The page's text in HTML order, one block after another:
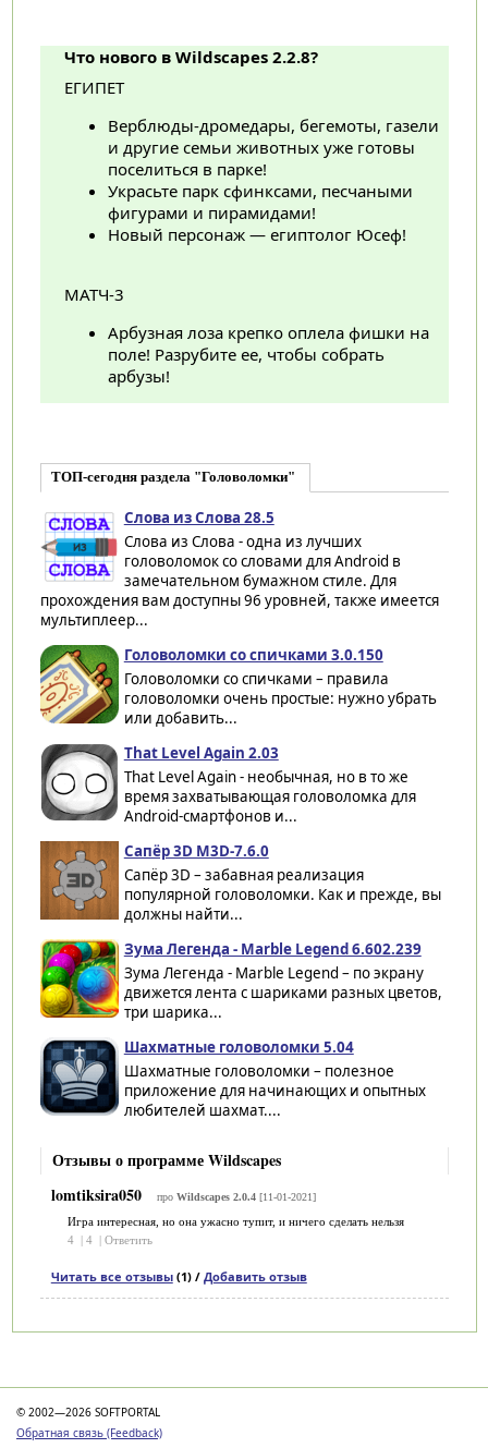
Что нового в Wildscapes 2.2.8?
ЕГИПЕТ
Верблюды-дромедары, бегемоты, газели
и другие семьи животных уже готовы
поселиться в парке!
Украсьте парк сфинксами, песчаными
фигурами и пирамидами!
Новый персонаж — египтолог Юсеф!
МАТЧ-3
Арбузная лоза крепко оплела фишки на
поле! Разрубите ее, чтобы собрать
арбузы!
ТОП-сегодня раздела "Головоломки"
Слова из Слова 28.5
Слова из Слова - одна из лучших
головоломок со словами для Android в
замечательном бумажном стиле. Для
прохождения вам доступны 96 уровней, также имеется
мультиплеер...
Головоломки со спичками 3.0.150
Головоломки со спичками – правила
головоломки очень простые: нужно убрать
или добавить...
That Level Again 2.03
That Level Again - необычная, но в то же
время захватывающая головоломка для
Android-смартфонов и...
Сапёр 3D M3D-7.6.0
Сапёр 3D – забавная реализация
популярной головоломки. Как и прежде, вы
должны найти...
Зума Легенда - Marble Legend 6.602.239
Зума Легенда - Marble Legend – по экрану
движется лента с шариками разных цветов,
три шарика...
Шахматные головоломки 5.04
Шахматные головоломки – полезное
приложение для начинающих и опытных
любителей шахмат....
Отзывы о программе Wildscapes
lomtiksira050
про Wildscapes 2.0.4[11-01-2021]
Игра интересная, но она ужасно тупит, и ничего сделать нельзя
4
4 Ответить
Читать все отзывы(1) / Добавить отзыв
© 2002—2026 SOFTPORTAL
Обратная связь (Feedback)